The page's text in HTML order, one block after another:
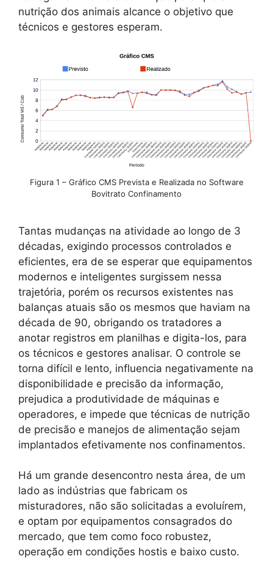
nutrição dos animais alcance o objetivo que
técnicos e gestores esperam.
Figura 1 – Gráfico CMS Prevista e Realizada no Software
Bovitrato Confinamento
Tantas mudanças na atividade ao longo de 3
décadas, exigindo processos controlados e
eficientes, era de se esperar que equipamentos
modernos e inteligentes surgissem nessa
trajetória, porém os recursos existentes nas
balanças atuais são os mesmos que haviam na
década de 90, obrigando os tratadores a
anotar registros em planilhas e digita-los, para
os técnicos e gestores analisar. O controle se
torna difícil e lento, influencia negativamente na
disponibilidade e precisão da informação,
prejudica a produtividade de máquinas e
operadores, e impede que técnicas de nutrição
de precisão e manejos de alimentação sejam
implantados efetivamente nos confinamentos.
Há um grande desencontro nesta área, de um
lado as indústrias que fabricam os
misturadores, não são solicitadas a evoluírem,
e optam por equipamentos consagrados do
mercado, que tem como foco robustez,
operação em condições hostis e baixo custo.